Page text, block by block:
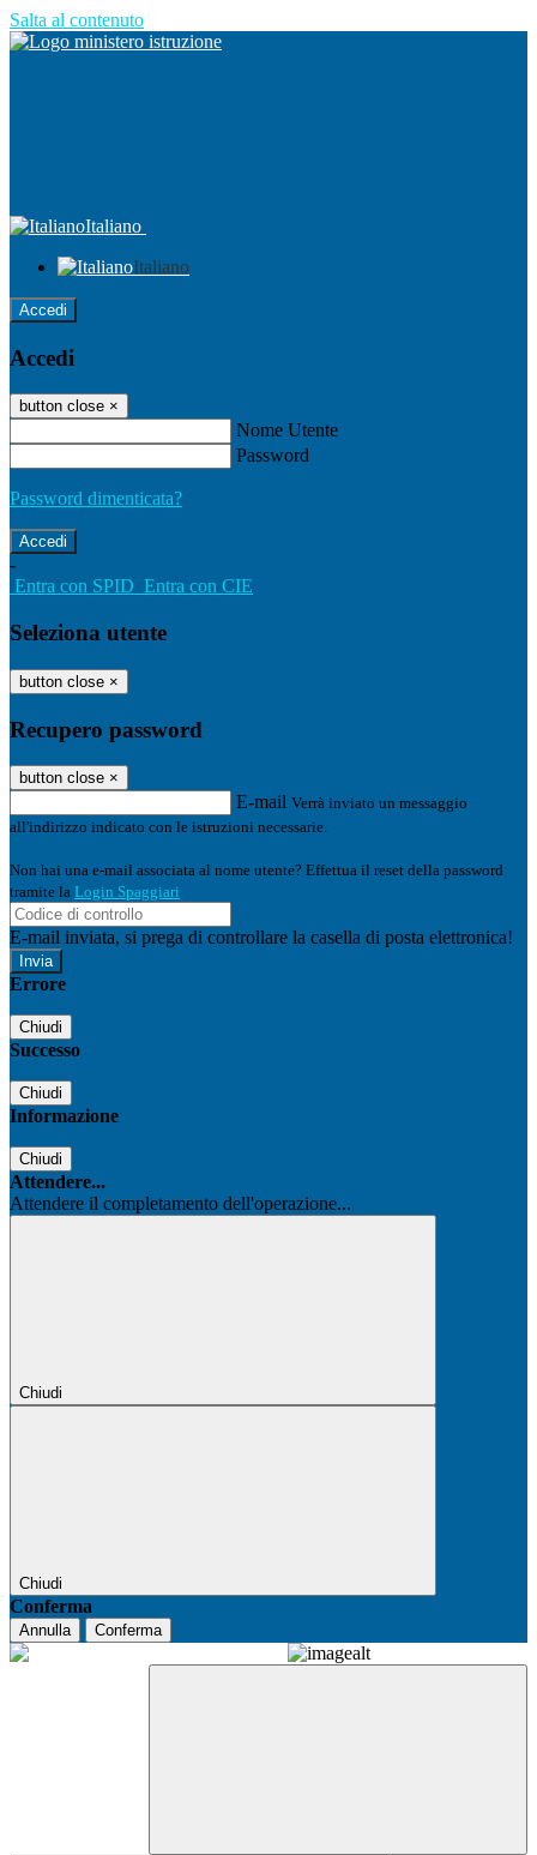
Salta al contenuto
Italiano
Italiano
Accedi
Accedi
button close ×
Nome Utente
Password
Password dimenticata?
-
Entra con SPID Entra con CIE
Seleziona utente
button close ×
Recupero password
button close ×
E-mail Verrà inviato un messaggio
all'indirizzo indicato con le istruzioni necessarie.
Non hai una e-mail associata al nome utente? Effettua il reset della password
tramite la Login Spaggiari
E-mail inviata, si prega di controllare la casella di posta elettronica!
Errore
Chiudi
Successo
Chiudi
Informazione
Chiudi
Attendere...
Attendere il completamento dell'operazione...
Chiudi
Chiudi
Conferma
Annulla Conferma